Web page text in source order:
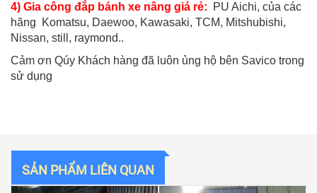
4) Gia công đắp bánh xe nâng giá rẻ:
PU Aichi, của các
hãng Komatsu, Daewoo, Kawasaki, TCM, Mitshubishi,
Nissan, still, raymond..
Cảm ơn Qúy Khách hàng đã luôn ủng hộ bên Savico trong
sử dụng
SẢN PHẨM LIÊN QUAN